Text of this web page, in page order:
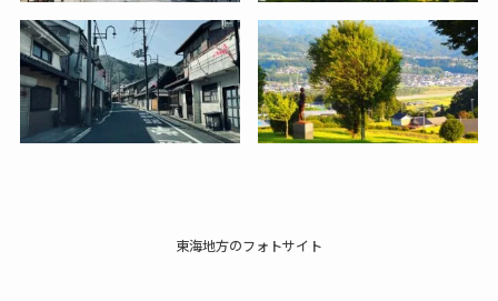
東海地方のフォトサイト